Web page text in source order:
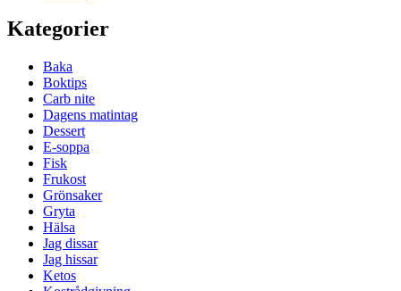
Kategorier
Baka
Boktips
Carb nite
Dagens matintag
Dessert
E-soppa
Fisk
Frukost
Grönsaker
Gryta
Hälsa
Jag dissar
Jag hissar
Ketos